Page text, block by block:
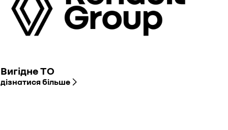
Вигідне ТО
дізнатися більше